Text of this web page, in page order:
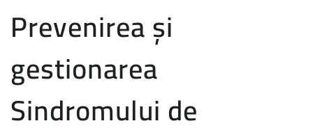
Prevenirea și
gestionarea
Sindromului de